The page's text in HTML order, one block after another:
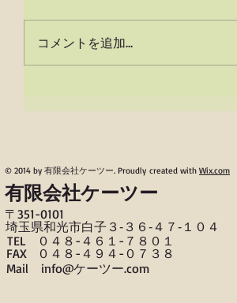
コメントを追加…
© 2014 by 有限会社ケーツー. Proudly created with Wix.com
有限会社ケーツー
〒​351-0101
​埼玉県和光市白子３‐３６‐４７‐１０４
TEL ０４８-４６１-７８０１
FAX ０４８-４９４-０７３８
​Mail info@ケーツー.com